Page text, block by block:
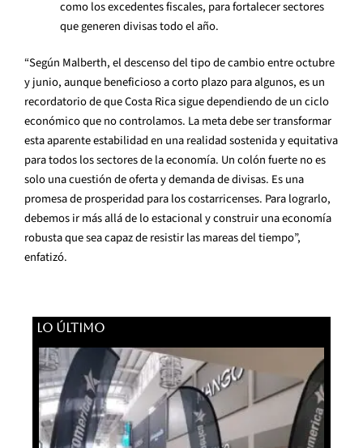
como los excedentes fiscales, para fortalecer sectores
que generen divisas todo el año.
“Según Malberth, el descenso del tipo de cambio entre octubre
y junio, aunque beneficioso a corto plazo para algunos, es un
recordatorio de que Costa Rica sigue dependiendo de un ciclo
económico que no controlamos. La meta debe ser transformar
esta aparente estabilidad en una realidad sostenida y equitativa
para todos los sectores de la economía. Un colón fuerte no es
solo una cuestión de oferta y demanda de divisas. Es una
promesa de prosperidad para los costarricenses. Para lograrlo,
debemos ir más allá de lo estacional y construir una economía
robusta que sea capaz de resistir las mareas del tiempo”,
enfatizó.
LO ÚLTIMO